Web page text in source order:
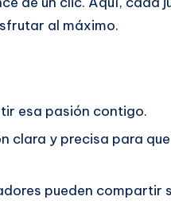
al máximo.
esa pasión contigo.
clara y precisa para
pueden compartir